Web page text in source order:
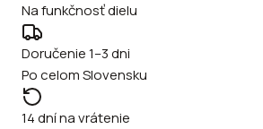
Na funkčnosť dielu
Doručenie 1–3 dni
Po celom Slovensku
14 dní na vrátenie